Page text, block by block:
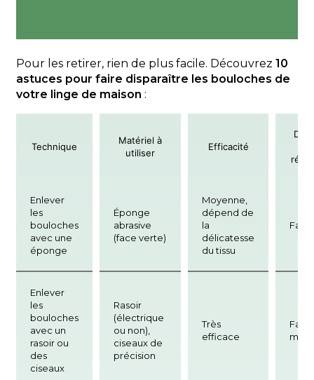
Pour les retirer, rien de plus facile. Découvrez 10
astuces pour faire disparaître les bouloches de
votre linge de maison :
Technique
Matériel à
utiliser
Efficacité
Enlever
les
bouloches
avec une
éponge
Éponge
abrasive
(face verte)
Moyenne,
dépend de
la
délicatesse
du tissu
Enlever
les
bouloches
avec un
rasoir ou
des
ciseaux
Rasoir
(électrique
ou non),
ciseaux de
précision
Très
efficace